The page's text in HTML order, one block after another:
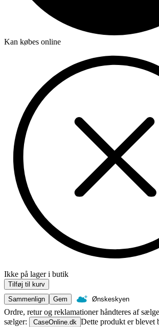
Kan købes online
Ikke på lager i butik
Tilføj til kurv
Sammenlign
Gem Ønskeskyen
Ordre, retur og reklamationer håndteres af
sælger:
CaseOnline.dk Dette produkt er blevet